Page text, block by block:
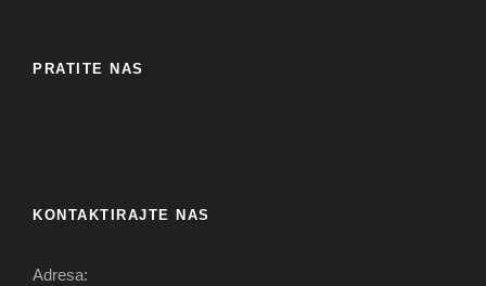
PRATITE NAS
KONTAKTIRAJTE NAS
Adresa: